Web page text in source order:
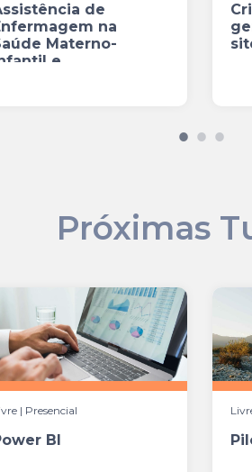
de
na
Materno-
e
Próximas
| Presencial
BI